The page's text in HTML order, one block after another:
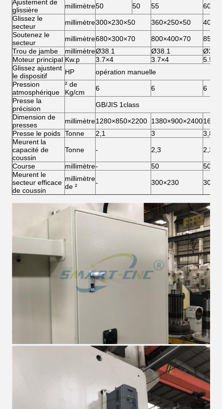
Ajustement de
glissière
millimètre50 50 55
60
Glissez le
secteur
millimètre300×230×50 360×250×50
Soutenez le
secteur
millimètre680×300×70 800×400×70
Trou de jambe
millimètreØ38.1 Ø38.1
Ø38.1
Moteur principal Kw.p 3.7×4 3.7×4
5.5×4
Glissez ajustent
le dispositif
HP
opération manuelle
Pression
atmosphérique
² de
Kg/cm
6 6
6
Presse la
précision
GB/JIS 1class
Dimension de
presses
millimètre1280×850×2200 1380×900×2400
Presse le poids Tonne 2,1 3
3,8
Meurent la
capacité de
coussin
Tonne - 2,3 2,3
Course millimètre- 50
50
Meurent le
secteur efficace
de coussin
millimètre
de ²
- 300×230